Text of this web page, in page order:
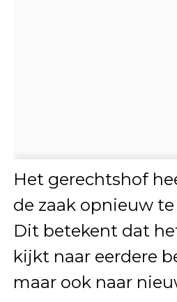
Het gerechtshof
de zaak opnieuw
Dit betekent dat
kijkt naar eerdere
maar ook naar